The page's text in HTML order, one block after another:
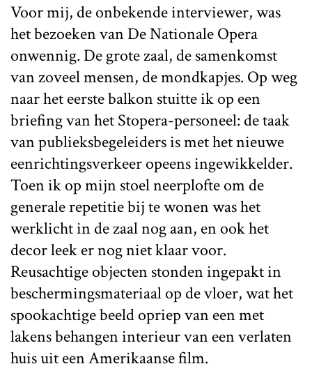
Voor mij, de onbekende interviewer, was
het bezoeken van De Nationale Opera
onwennig. De grote zaal, de samenkomst
van zoveel mensen, de mondkapjes. Op weg
naar het eerste balkon stuitte ik op een
briefing van het Stopera-personeel: de taak
van publieksbegeleiders is met het nieuwe
eenrichtingsverkeer opeens ingewikkelder.
Toen ik op mijn stoel neerplofte om de
generale repetitie bij te wonen was het
werklicht in de zaal nog aan, en ook het
decor leek er nog niet klaar voor.
Reusachtige objecten stonden ingepakt in
beschermingsmateriaal op de vloer, wat het
spookachtige beeld opriep van een met
lakens behangen interieur van een verlaten
huis uit een Amerikaanse film.